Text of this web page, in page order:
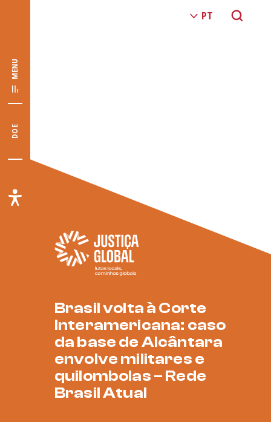
MENU
DOE
Brasil volta à Corte
Interamericana: caso
da base de Alcântara
envolve militares e
quilombolas – Rede
Brasil Atual